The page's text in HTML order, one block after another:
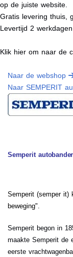
op de juiste website.
Gratis levering thuis,
Levertijd 2
Klik hier om naar de
Naar de webshop
Naar SEMPERIT
Semperit
Semperit (semper it)
beweging".
Semperit begon in
maakte Semperit de
eerste